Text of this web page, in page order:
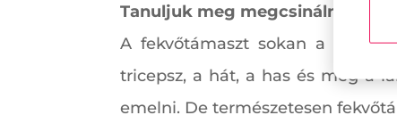
Tanuljuk meg megcsinálni a
A fekvőtámaszt sokan a
tricepsz, a hát, a has és még a
emelni. De természetesen